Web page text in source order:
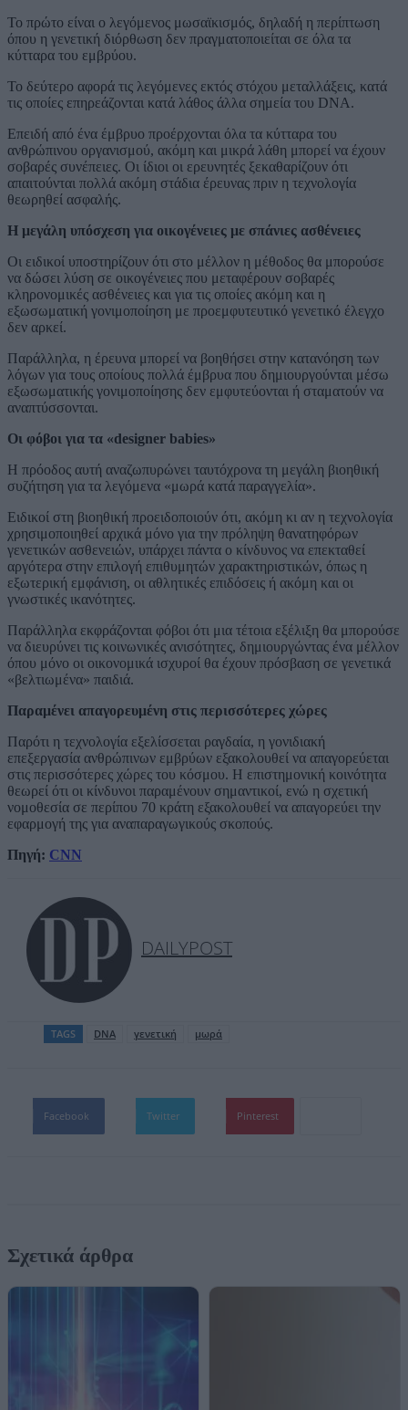
Το πρώτο είναι ο λεγόμενος μωσαϊκισμός, δηλαδή η περίπτωση
όπου η γενετική διόρθωση δεν πραγματοποιείται σε όλα τα
κύτταρα του εμβρύου.
Το δεύτερο αφορά τις λεγόμενες εκτός στόχου μεταλλάξεις, κατά
τις οποίες επηρεάζονται κατά λάθος άλλα σημεία του DNA.
Επειδή από ένα έμβρυο προέρχονται όλα τα κύτταρα του
ανθρώπινου οργανισμού, ακόμη και μικρά λάθη μπορεί να έχουν
σοβαρές συνέπειες. Οι ίδιοι οι ερευνητές ξεκαθαρίζουν ότι
απαιτούνται πολλά ακόμη στάδια έρευνας πριν η τεχνολογία
θεωρηθεί ασφαλής.
Η μεγάλη υπόσχεση για οικογένειες με σπάνιες ασθένειες
Οι ειδικοί υποστηρίζουν ότι στο μέλλον η μέθοδος θα μπορούσε
να δώσει λύση σε οικογένειες που μεταφέρουν σοβαρές
κληρονομικές ασθένειες και για τις οποίες ακόμη και η
εξωσωματική γονιμοποίηση με προεμφυτευτικό γενετικό έλεγχο
δεν αρκεί.
Παράλληλα, η έρευνα μπορεί να βοηθήσει στην κατανόηση των
λόγων για τους οποίους πολλά έμβρυα που δημιουργούνται μέσω
εξωσωματικής γονιμοποίησης δεν εμφυτεύονται ή σταματούν να
αναπτύσσονται.
Οι φόβοι για τα «designer babies»
Η πρόοδος αυτή αναζωπυρώνει ταυτόχρονα τη μεγάλη βιοηθική
συζήτηση για τα λεγόμενα «μωρά κατά παραγγελία».
Ειδικοί στη βιοηθική προειδοποιούν ότι, ακόμη κι αν η τεχνολογία
χρησιμοποιηθεί αρχικά μόνο για την πρόληψη θανατηφόρων
γενετικών ασθενειών, υπάρχει πάντα ο κίνδυνος να επεκταθεί
αργότερα στην επιλογή επιθυμητών χαρακτηριστικών, όπως η
εξωτερική εμφάνιση, οι αθλητικές επιδόσεις ή ακόμη και οι
γνωστικές ικανότητες.
Παράλληλα εκφράζονται φόβοι ότι μια τέτοια εξέλιξη θα μπορούσε
να διευρύνει τις κοινωνικές ανισότητες, δημιουργώντας ένα μέλλον
όπου μόνο οι οικονομικά ισχυροί θα έχουν πρόσβαση σε γενετικά
«βελτιωμένα» παιδιά.
Παραμένει απαγορευμένη στις περισσότερες χώρες
Παρότι η τεχνολογία εξελίσσεται ραγδαία, η γονιδιακή
επεξεργασία ανθρώπινων εμβρύων εξακολουθεί να απαγορεύεται
στις περισσότερες χώρες του κόσμου. Η επιστημονική κοινότητα
θεωρεί ότι οι κίνδυνοι παραμένουν σημαντικοί, ενώ η σχετική
νομοθεσία σε περίπου 70 κράτη εξακολουθεί να απαγορεύει την
εφαρμογή της για αναπαραγωγικούς σκοπούς.
Πηγή: CNN
DAILYPOST
TAGS DNA γενετική μωρά
Facebook Twitter Pinterest
Σχετικά άρθρα